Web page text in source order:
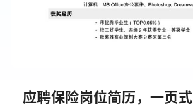
应聘保险岗位简历，一页式